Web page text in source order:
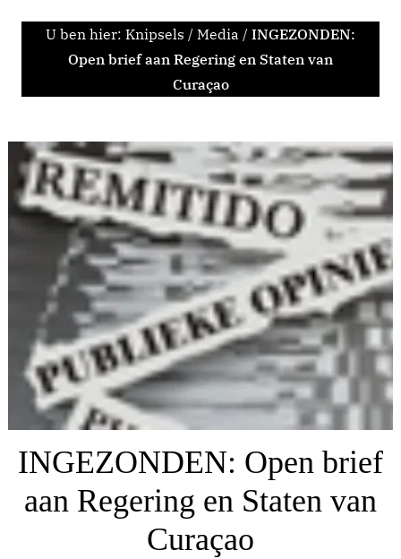
U ben hier: Knipsels / Media / INGEZONDEN:
Open brief aan Regering en Staten van
Curaçao
INGEZONDEN: Open brief
aan Regering en Staten van
Curaçao